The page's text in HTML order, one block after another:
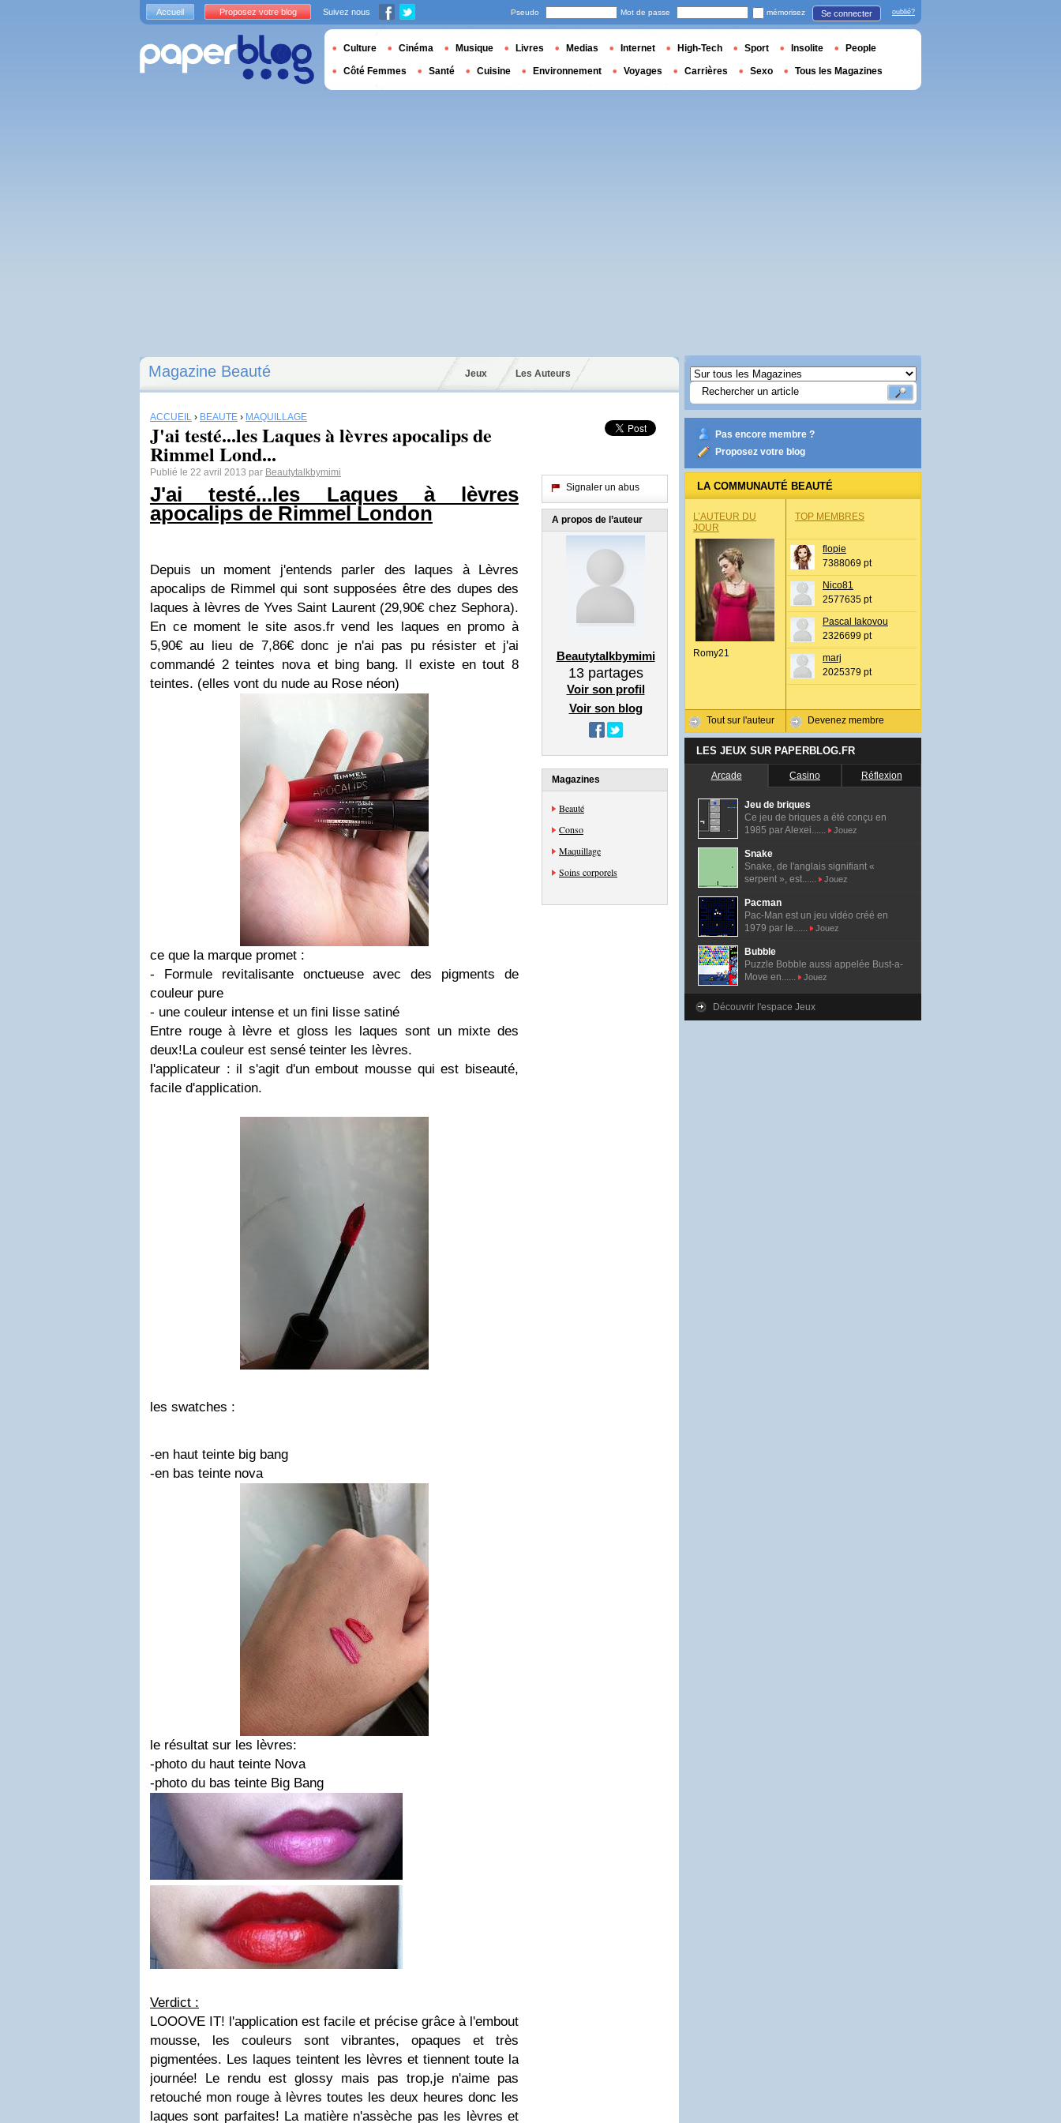
Magazine Beauté Jeux Les Auteurs
ACCUEIL › BEAUTÉ › MAQUILLAGE
J'ai testé...les Laques à lèvres apocalips de
Rimmel Lond...
Publié le 22 avril 2013 par Beautytalkbymimi
J'ai testé... les Laques à lèvres
apocalips de Rimmel London
Depuis un moment j'entends parler des laques à Lèvres
apocalips de Rimmel qui sont supposées être des dupes des
laques à lèvres de Yves Saint Laurent (29,90€ chez Sephora).
En ce moment le site asos.fr vend les laques en promo à
5,90€ au lieu de 7,86€ donc je n'ai pas pu résister et j'ai
commandé 2 teintes nova et bing bang. Il existe en tout 8
teintes. (elles vont du nude au Rose néon)
ce que la marque promet :
- Formule revitalisante onctueuse avec des pigments de
couleur pure
- une couleur intense et un fini lisse satiné
Entre rouge à lèvre et gloss les laques sont un mixte des
deux!La couleur est sensé teinter les lèvres.
l'applicateur : il s'agit d'un embout mousse qui est biseauté,
facile d'application.
les swatches :
-en haut teinte big bang
-en bas teinte nova
le résultat sur les lèvres:
-photo du haut teinte Nova
-photo du bas teinte Big Bang
Verdict :
LOOOVE IT! l'application est facile et précise grâce à l'embout
mousse, les couleurs sont vibrantes, opaques et très
pigmentées. Les laques teintent les lèvres et tiennent toute la
journée! Le rendu est glossy mais pas trop,je n'aime pas
retouché mon rouge à lèvres toutes les deux heures donc les
laques sont parfaites! La matière n'assèche pas les lèvres et
Signaler un abus
A propos de l’auteur
Beautytalkbymimi
13partages
Voir son profil
Voir son blog
Magazines
Beauté
Conso
Maquillage
Soins corporels
Pas encore membre ?
Proposez votre blog
LA COMMUNAUTÉ BEAUTÉ
L’AUTEUR DU
JOUR
Romy21
Tout sur l'auteur
TOP MEMBRES
flopie
7388069 pt
Nico81
2577635 pt
Pascal Iakovou
2326699 pt
marj
2025379 pt
Devenez membre
LES JEUX SUR PAPERBLOG.FR
Arcade Casino Réflexion
Jeu de briques
Ce jeu de briques a été conçu en
1985 par Alexei......
Jouez
Snake
Snake, de l'anglais signifiant «
serpent », est......
Jouez
Pacman
Pac-Man est un jeu vidéo créé en
1979 par le......
Jouez
Bubble
Puzzle Bobble aussi appelée Bust-a-
Move en......
Jouez
Découvrir l'espace Jeux
Accueil Proposez votre blog Suivez nous Pseudo Mot de passe mémorisez Se connecter oublié?
Culture Cinéma Musique Livres Medias Internet High-Tech Sport Insolite People
Côté Femmes Santé Cuisine Environnement Voyages Carrières Sexo Tous les Magazines